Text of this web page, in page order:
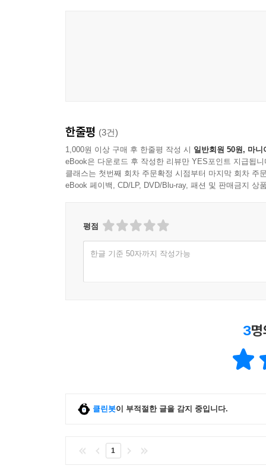
__TCP 흐름 제어
__TCP 오류 제어와 흐름 제어 패킷으로부터 배우
__높은 대기 시간의 원인 찾기
__네트워크 기준선
__최종 생각
__정찰
__멀웨어
__윈도우에서 무선으로 스니핑
__패킷 목록 창에 무선-특정 열 추가
커맨드 라인 패킷 분석 도구다.
7장, '네트워크 계층 프로토콜'에서는 ARP, IPv4,
실제 시나리오에서 이들 프로토콜의 문제를 해결
8장, '전송 계층 프로토콜'에서는 가장 일반적인
10장, '기본 실세계 시나리오'에서는 일반적인
쉬운 형식으로 제공된다. 이러한 기본 시나리오
11장, '속도가 느려진 네트워크와 씨름'에서는 네
tcpdump를 사용해 완전히 새로운 캡처 파일과
설명돼 있다. 이전 판에 최신 정보가 없어서 읽기
네트워크 프로토콜과 업데이트된 정보가 있는 이
한줄평 (3건)
1,000원 이상 구매 후 한줄평 작성 시 일반회원 50원, 마니
eBook은 다운로드 후 작성한 리뷰만 YES포인트 지급됩니
클래스는 첫번째 회차 주문확정 시점부터 마지막 회차 주
eBook 페이백, CD/LP, DVD/Blu-ray, 패션 및 판매금지 상
평점
한글 기준 50자까지 작성가능
3
클린봇이 부적절한 글을 감지 중입니다.
1